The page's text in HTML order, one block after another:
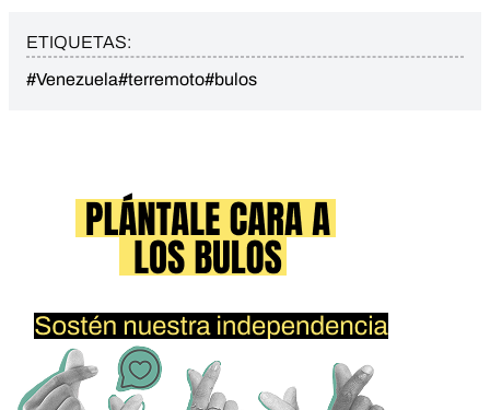
ETIQUETAS:
#Venezuela#terremoto#bulos